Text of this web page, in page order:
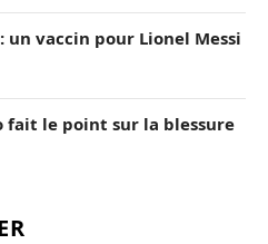
un vaccin pour Lionel Messi
fait le point sur la blessure